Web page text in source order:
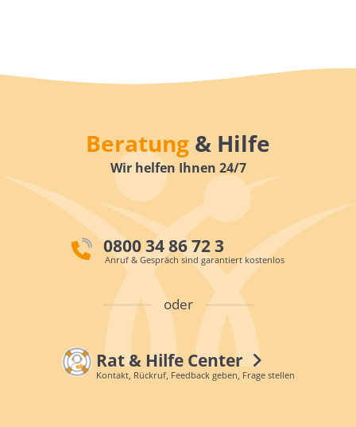
Beratung & Hilfe
Wir helfen Ihnen 24/7
0800 34 86 72 3
Anruf & Gespräch sind garantiert kostenlos
oder
Rat & Hilfe Center
Kontakt, Rückruf, Feedback geben, Frage stellen